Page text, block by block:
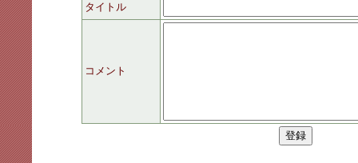
タイトル
コメント